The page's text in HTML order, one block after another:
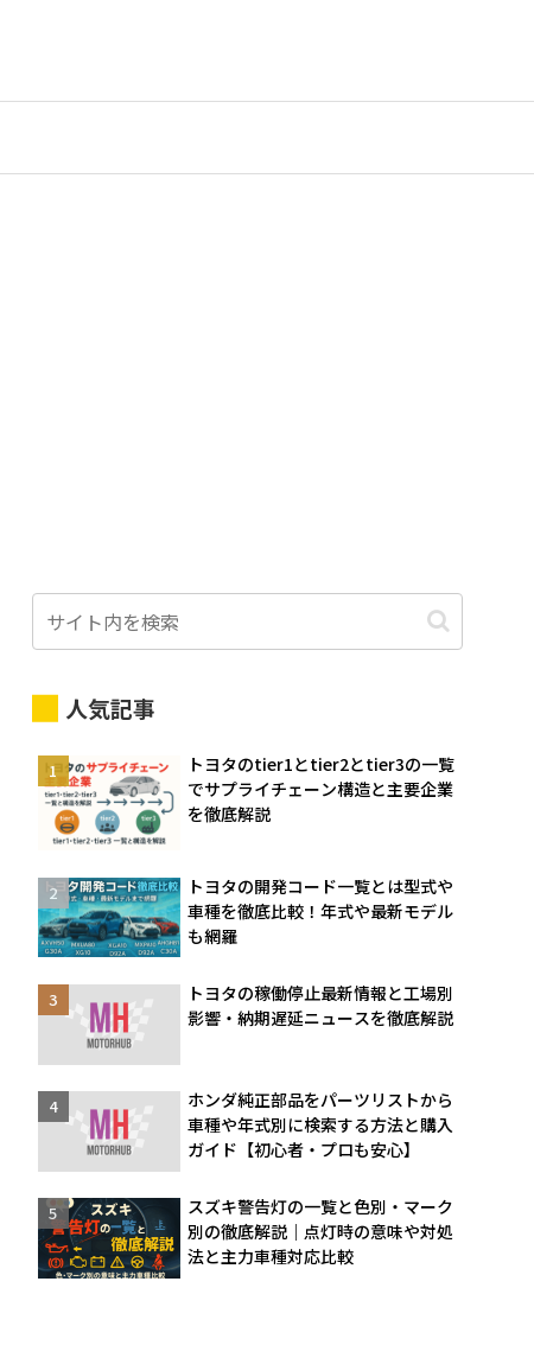
人気記事
トヨタのtier1とtier2とtier3の一覧
でサプライチェーン構造と主要企業
を徹底解説
トヨタの開発コード一覧とは型式や
車種を徹底比較！年式や最新モデル
も網羅
トヨタの稼働停止最新情報と工場別
影響・納期遅延ニュースを徹底解説
ホンダ純正部品をパーツリストから
車種や年式別に検索する方法と購入
ガイド【初心者・プロも安心】
スズキ警告灯の一覧と色別・マーク
別の徹底解説｜点灯時の意味や対処
法と主力車種対応比較